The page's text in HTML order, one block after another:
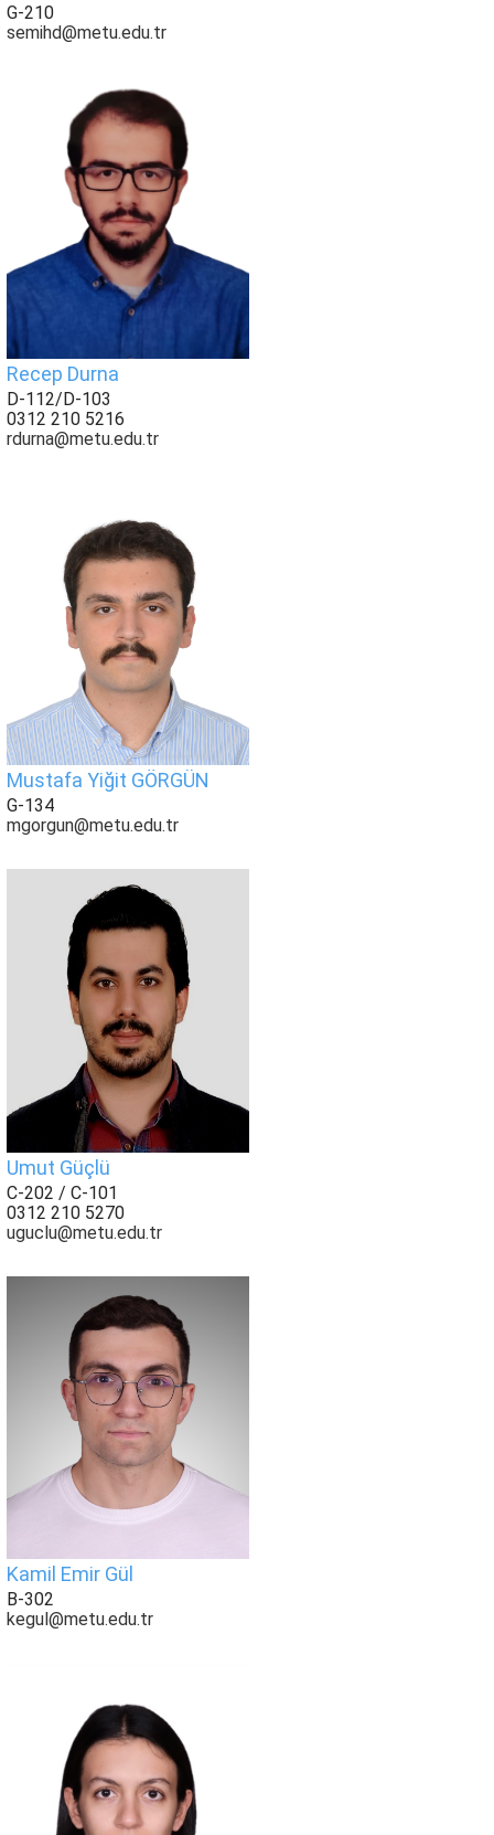
G-210
semihd@metu.edu.tr
Recep Durna
D-112/D-103
0312 210 5216
rdurna@metu.edu.tr
Mustafa Yiğit GÖRGÜN
G-134
mgorgun@metu.edu.tr
Umut Güçlü
C-202 / C-101
0312 210 5270
uguclu@metu.edu.tr
Kamil Emir Gül
B-302
kegul@metu.edu.tr